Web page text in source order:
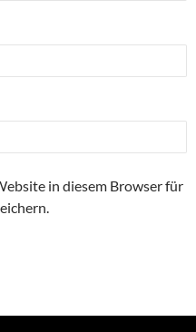
in diesem Browser für